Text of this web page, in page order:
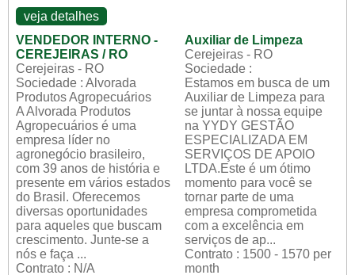
veja detalhes
VENDEDOR INTERNO -
CEREJEIRAS / RO
Cerejeiras - RO
Sociedade : Alvorada
Produtos Agropecuários
A Alvorada Produtos
Agropecuários é uma
empresa líder no
agronegócio brasileiro,
com 39 anos de história e
presente em vários estados
do Brasil. Oferecemos
diversas oportunidades
para aqueles que buscam
crescimento. Junte-se a
nós e faça ...
Contrato : N/A
Auxiliar de Limpeza
Cerejeiras - RO
Sociedade :
Estamos em busca de um
Auxiliar de Limpeza para
se juntar à nossa equipe
na YYDY GESTÃO
ESPECIALIZADA EM
SERVIÇOS DE APOIO
LTDA.Este é um ótimo
momento para você se
tornar parte de uma
empresa comprometida
com a excelência em
serviços de ap...
Contrato : 1500 - 1570 per
month